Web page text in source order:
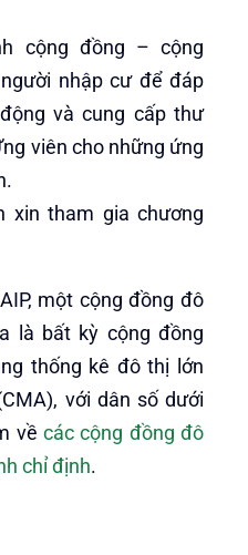
cộng đồng – cộng
nhập cư để đáp
và cung cấp thư
viên cho những ứng
xin tham gia chương
một cộng đồng đô
là bất kỳ cộng đồng
thống kê đô thị lớn
với dân số dưới
về các cộng đồng đô
chỉ định.